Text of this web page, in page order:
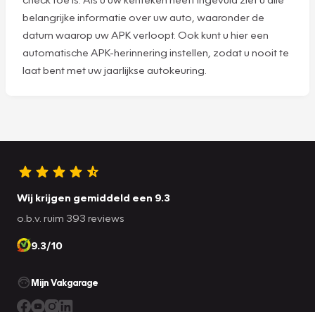
belangrijke informatie over uw auto, waaronder de
datum waarop uw APK verloopt. Ook kunt u hier een
automatische APK-herinnering instellen, zodat u nooit te
laat bent met uw jaarlijkse autokeuring.
Wij krijgen gemiddeld een 9.3
o.b.v. ruim 393 reviews
9.3/10
Mijn Vakgarage